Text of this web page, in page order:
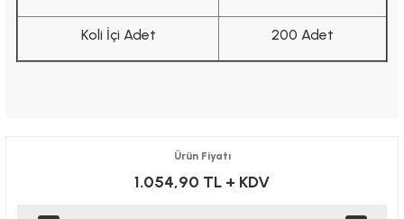
Koli İçi Adet 200 Adet
Ürün Fiyatı
1.054,90 TL + KDV